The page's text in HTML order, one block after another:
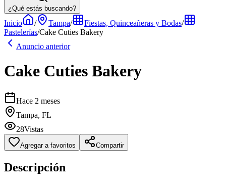
¿Qué estás buscando?
Inicio / Tampa/ Fiestas, Quinceañeras y Bodas/
Pastelerías/Cake Cuties Bakery
Anuncio anterior
Cake Cuties Bakery
Hace 2 meses
Tampa, FL
28Vistas
Agregar a favoritos Compartir
Descripción